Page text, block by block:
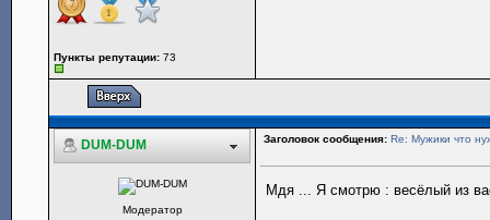
Пункты репутации: 73
DUM-DUM Заголовок сообщения: Re: Мужики что
Модератор
Мдя ... Я смотрю : весёлый из